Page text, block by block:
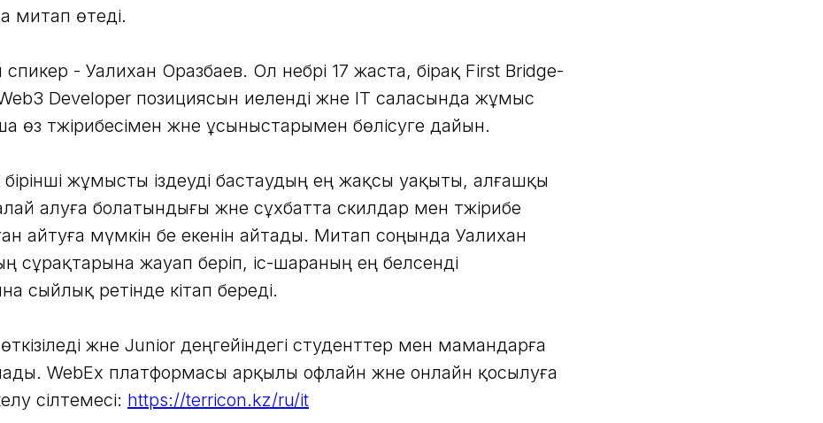
митап өтеді.
- Уалихан Оразбаев. Ол небәрі 17 жаста, бірақ First Bridge-
Developer позициясын иеленді және IT саласында жұмыс
өз тәжірибесімен және ұсыныстарымен бөлісуге дайын.
бірінші жұмысты іздеуді бастаудың ең жақсы уақыты, алғашқы
алуға болатындығы және сұхбатта скилдар мен тәжірибе
айтуға мүмкін бе екенін айтады. Митап соңында Уалихан
сұрақтарына жауап беріп, іс-шараның ең белсенді
сыйлық ретінде кітап береді.
және Junior деңгейіндегі студенттер мен мамандарға
WebEx платформасы арқылы офлайн және онлайн қосылуға
сілтемесі: https://terricon.kz/ru/it